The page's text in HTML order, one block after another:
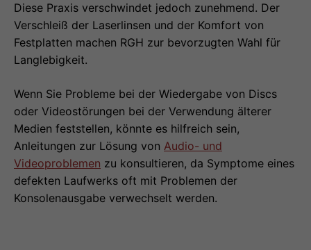
Diese Praxis verschwindet jedoch zunehmend. Der
Verschleiß der Laserlinsen und der Komfort von
Festplatten machen RGH zur bevorzugten Wahl für
Langlebigkeit.
Wenn Sie Probleme bei der Wiedergabe von Discs
oder Videostörungen bei der Verwendung älterer
Medien feststellen, könnte es hilfreich sein,
Anleitungen zur Lösung von Audio- und
Videoproblemen zu konsultieren, da Symptome eines
defekten Laufwerks oft mit Problemen der
Konsolenausgabe verwechselt werden.